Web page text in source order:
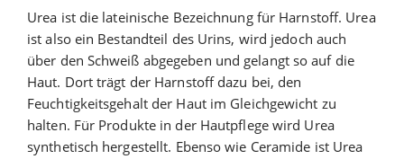
Urea ist die lateinische Bezeichnung für Harnstoff. Urea
ist also ein Bestandteil des Urins, wird jedoch auch
über den Schweiß abgegeben und gelangt so auf die
Haut. Dort trägt der Harnstoff dazu bei, den
Feuchtigkeitsgehalt der Haut im Gleichgewicht zu
halten. Für Produkte in der Hautpflege wird Urea
synthetisch hergestellt. Ebenso wie Ceramide ist Urea